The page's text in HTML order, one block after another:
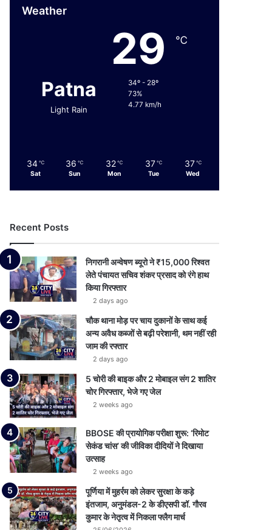
Weather
Patna
Light Rain
29 ℃
34º - 28º
73%
4.77 km/h
34 ℃
Sat
36 ℃
Sun
32 ℃
Mon
37 ℃
Tue
37 ℃
Wed
Recent Posts
निगरानी अन्वेषण ब्यूरो ने ₹15,000 रिश्वत
लेते पंचायत सचिव शंकर प्रसाद को रंगे हाथ
किया गिरफ्तार
2 days ago
चौक थाना मोड़ पर चाय दुकानों के साथ कई
अन्य अवैध कब्जों से बढ़ी परेशानी, थम नहीं रही
जाम की रफ्तार
2 days ago
5 चोरी की बाइक और 2 मोबाइल संग 2 शातिर
चोर गिरफ्तार, भेजे गए जेल
2 weeks ago
BBOSE की प्रायोगिक परीक्षा शुरू: ‘रिमोट
सेकंड चांस’ की जीविका दीदियों ने दिखाया
उत्साह
2 weeks ago
पूर्णिया में मुहर्रम को लेकर सुरक्षा के कड़े
इंतजाम, अनुमंडल-2 के डीएसपी डॉ. गौरव
कुमार के नेतृत्व में निकला फ्लैग मार्च